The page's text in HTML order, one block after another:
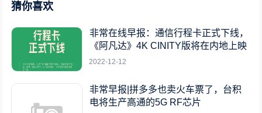
猜你喜欢
非常在线早报：通信行程卡正式下线，
《阿凡达》4K CINITY版将在内地上映
2022-12-12
非常早报|拼多多也卖火车票了，台积
电将生产高通的5G RF芯片